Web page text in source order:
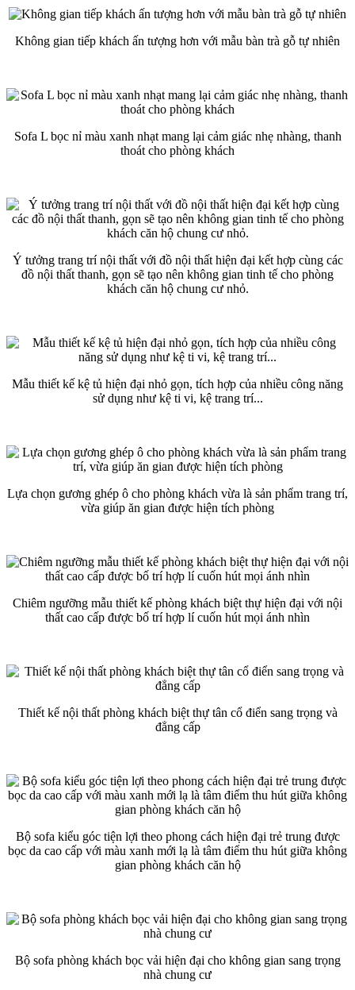
Không gian tiếp khách ấn tượng hơn với mẫu bàn trà gỗ tự nhiên
Sofa L bọc nỉ màu xanh nhạt mang lại cảm giác nhẹ nhàng, thanh
thoát cho phòng khách
Ý tưởng trang trí nội thất với đồ nội thất hiện đại kết hợp cùng các
đồ nội thất thanh, gọn sẽ tạo nên không gian tinh tế cho phòng
khách căn hộ chung cư nhỏ.
Mẫu thiết kế kệ tủ hiện đại nhỏ gọn, tích hợp của nhiều công năng
sử dụng như kệ ti vi, kệ trang trí...
Lựa chọn gương ghép ô cho phòng khách vừa là sản phẩm trang trí,
vừa giúp ăn gian được hiện tích phòng
Chiêm ngưỡng mẫu thiết kế phòng khách biệt thự hiện đại với nội
thất cao cấp được bố trí hợp lí cuốn hút mọi ánh nhìn
Thiết kế nội thất phòng khách biệt thự tân cổ điển sang trọng và
đẳng cấp
Bộ sofa kiểu góc tiện lợi theo phong cách hiện đại trẻ trung được
bọc da cao cấp với màu xanh mới lạ là tâm điểm thu hút giữa không
gian phòng khách căn hộ
Bộ sofa phòng khách bọc vải hiện đại cho không gian sang trọng
nhà chung cư